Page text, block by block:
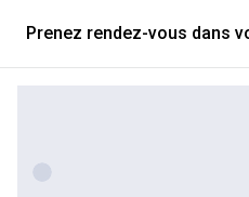
Prenez rendez-vous dans